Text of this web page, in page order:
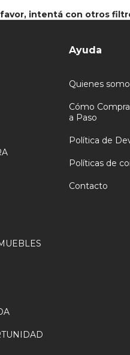
intentá con otros
Ayuda
Quienes
Cómo
a Paso
Política de
Políticas de
Contacto